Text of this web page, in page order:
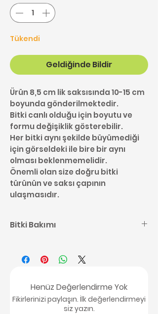
Tükendi
Geldiğinde Bildir
Ürün 8,5 cm lik saksısında 10-15 cm
boyunda gönderilmektedir.
Bitki canlı olduğu için boyutu ve
formu değişiklik gösterebilir.
Her bitki aynı şekilde büyümediği
için görseldeki ile bire bir aynı
olması beklenmemelidir.
Önemli olan size doğru bitki
türünün ve saksı çapının
ulaşmasıdır.
Bitki Bakımı
bilgilere buradan
ulaşabilirsiniz,
tıklayınız.
Henüz Değerlendirme Yok
Fikirlerinizi paylaşın. İlk değerlendirmeyi
siz yazın.